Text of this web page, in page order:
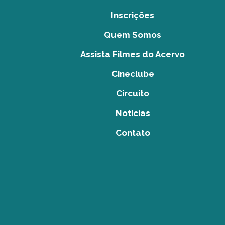
Inscrições
Quem Somos
Assista Filmes do Acervo
Cineclube
Circuito
Notícias
Contato